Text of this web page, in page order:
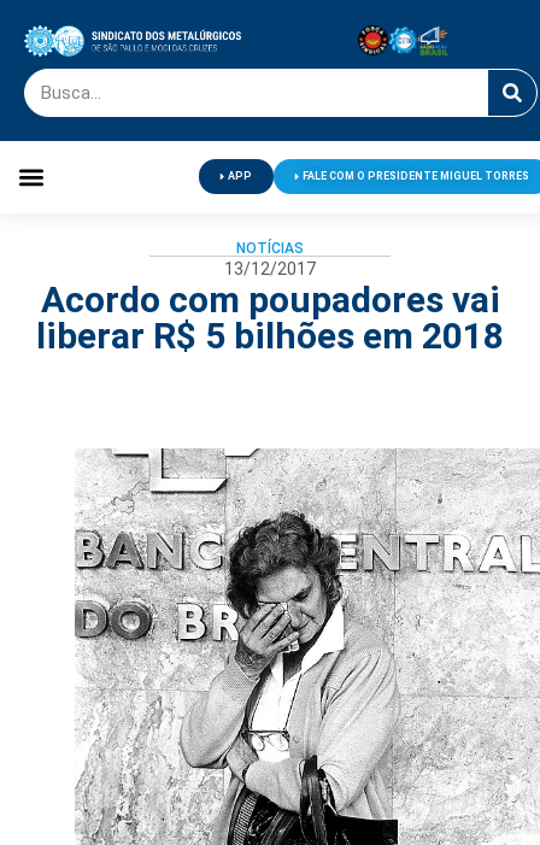
APP FALE COM O PRESIDENTE MIGUEL TORRES
NOTÍCIAS
13/12/2017
Acordo com poupadores vai
liberar R$ 5 bilhões em 2018